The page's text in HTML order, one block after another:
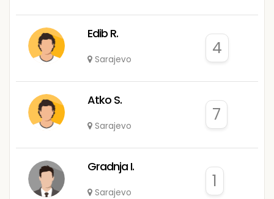
Edib R.
Sarajevo
4
Atko S.
Sarajevo
7
Gradnja I.
Sarajevo
1